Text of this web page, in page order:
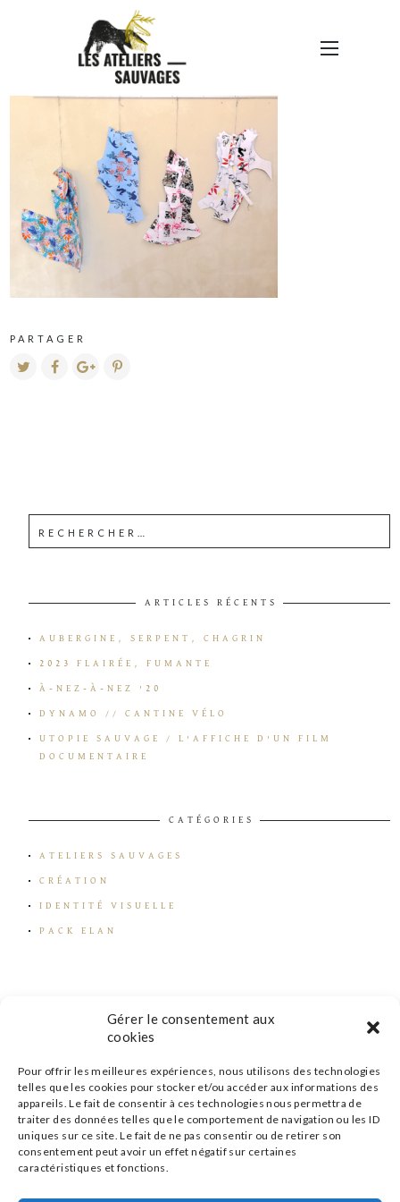
Gérer le consentement aux
cookies
Pour offrir les meilleures expériences, nous utilisons des technologies
telles que les cookies pour stocker et/ou accéder aux informations des
appareils. Le fait de consentir à ces technologies nous permettra de
traiter des données telles que le comportement de navigation ou les ID
uniques sur ce site. Le fait de ne pas consentir ou de retirer son
consentement peut avoir un effet négatif sur certaines
caractéristiques et fonctions.
EXPO BIBLI9
PARTAGER
ARTICLES RÉCENTS
AUBERGINE, SERPENT, CHAGRIN
2023 FLAIRÉE, FUMANTE
À-NEZ-À-NEZ ’20
DYNAMO // CANTINE VÉLO
UTOPIE SAUVAGE / L’AFFICHE D’UN FILM
DOCUMENTAIRE
CATÉGORIES
ATELIERS SAUVAGES
CRÉATION
IDENTITÉ VISUELLE
PACK ELAN